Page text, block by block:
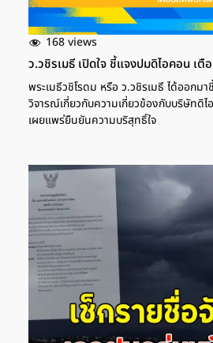
168 views
ว.วชิรเมธี เปิดใจ ชี้แจงปมดิไอคอน เ
พระเมธีวชิโรดม หรือ ว.วชิรเมธี ได้ออก
วิจารณ์เกี่ยวกับความเกี่ยวข้องกับบริษัทดิ
เผยแพร่ยืนยันความบริสุทธิ์ใจ